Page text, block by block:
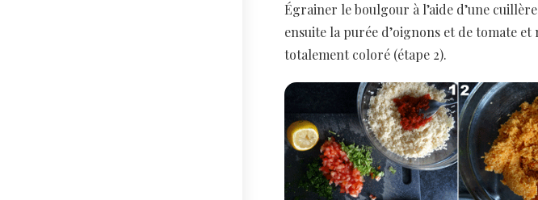
Égrainer le boulgour à l’aide d’une
ensuite la purée d’oignons et de tomate
totalement coloré (étape 2).